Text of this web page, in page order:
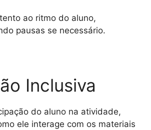
ao ritmo do aluno,
pausas se necessário.
Inclusiva
do aluno na atividade,
ele interage com os materiais